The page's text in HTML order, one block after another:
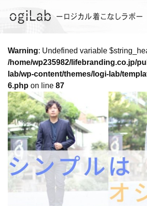
Warning: Undefined variable
/home/wp235982/lifebranding.co.jp/
lab/wp-content/themes/logi-lab/
6.php on line 87